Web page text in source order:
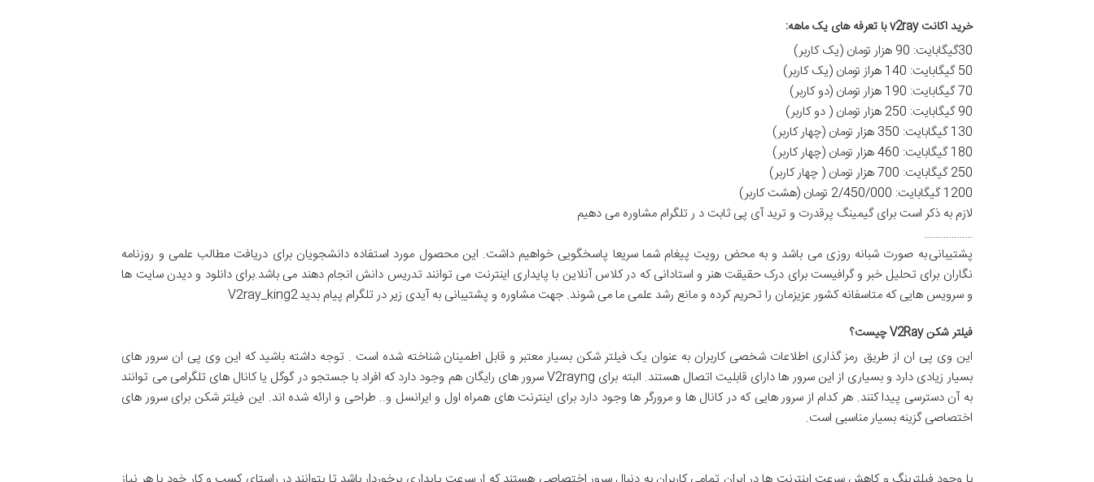
خرید اکانتv2ray با تعرفه های یک ماهه:
30گیگابایت: 90 هزار تومان (یک کاربر)
50 گیگابایت: 140
هراز تومان (یک کاربر)
70گیگابایت: 190 هزار تومان (دو کاربر)
90 گیگابایت: 250 هزار تومان ( دو کاربر)
130 گیگابایت: 350 هزار تومان (چهار کاربر)
180 گیگابایت: 460 هزار تومان (چهار کاربر)
250 گیگابایت: 700 هزار تومان ( چهار کاربر)
1200 گیگابایت: 2/450/000 تومان (هشت کاربر)
لازم به ذکر است برای گیمینگ پرقدرت و ترید آی پی ثابت د رتلگرام مشاوره می دهیم
………………
پشتیبانی به صورت شبانه روزی می باشد و به محض رویت پیغام شما سریعا پاسخگویی خواهیم داشت. این محصول مورد استفاده دانشجویان برای دریافت مطالب علمی و روزنامه
نگاران برای تحلیل خبر و گرافیست برای درک حقیقت هنر و استادانی که در کلاس آنلاین با پایداری اینترنت می توانند تدریس دانش انجام دهند می باشد.برای دانلود و دیدن سایت ها
و سرویس هایی که متاسفانه کشور عزیزمان را تحریم کرده و مانع رشد علمی ما می شوند. جهت مشاوره و پشتیبانی به آیدی زیر در تلگرام پیام بدیدV2ray_king2
فیلتر شکنV2Rayچیست؟
این وی پی ان از طریق رمز گذاری اطلاعات شخصی کاربران به عنوان یک فیلتر شکن بسیار معتبر و قابل اطمینان شناخته شده است . توجه داشته باشید که این وی پی ان سرور های
بسیار زیادی دارد و بسیاری از این سرور ها دارای قابلیت اتصال هستند. البته برای V2rayngسرور های رایگان هم وجود دارد که افراد با جستجو در گوگل یا کانال های تلگرامی می توانند
به آن دسترسی پیدا کنند. هر کدام از سرور هایی که در کانال ها و مرورگر ها وجود دارد برای اینترنت های همراه اول و ایرانسل و.. طراحی و ارائه شده اند. این فیلتر شکن برای سرور های
اختصاصی گزینه بسیار مناسبی است.